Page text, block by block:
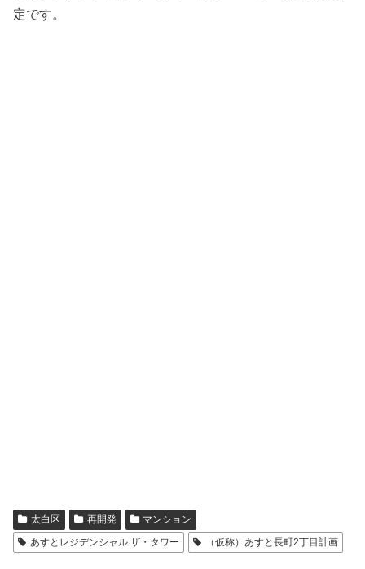
定です。
太白区 再開発
マンション
あすとレジデンシャル ザ・タワー
（仮称）あすと長町2丁目計画